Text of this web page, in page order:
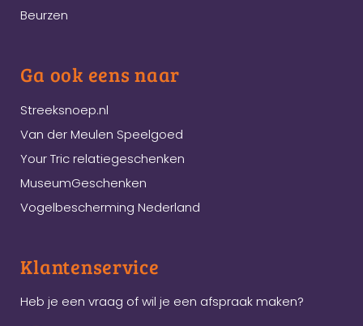
Beurzen
Ga ook eens naar
Streeksnoep.nl
Van der Meulen Speelgoed
Your Tric relatiegeschenken
MuseumGeschenken
Vogelbescherming Nederland
Klantenservice
Heb je een vraag of wil je een afspraak maken?